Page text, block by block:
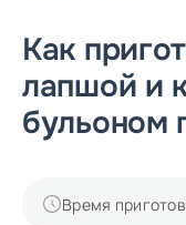
Как
лапшой и
бульоном
Время